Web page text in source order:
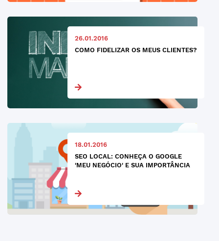
26.01.2016
COMO FIDELIZAR OS MEUS CLIENTES?
18.01.2016
SEO LOCAL: CONHEÇA O GOOGLE
'MEU NEGÓCIO' E SUA IMPORTÂNCIA